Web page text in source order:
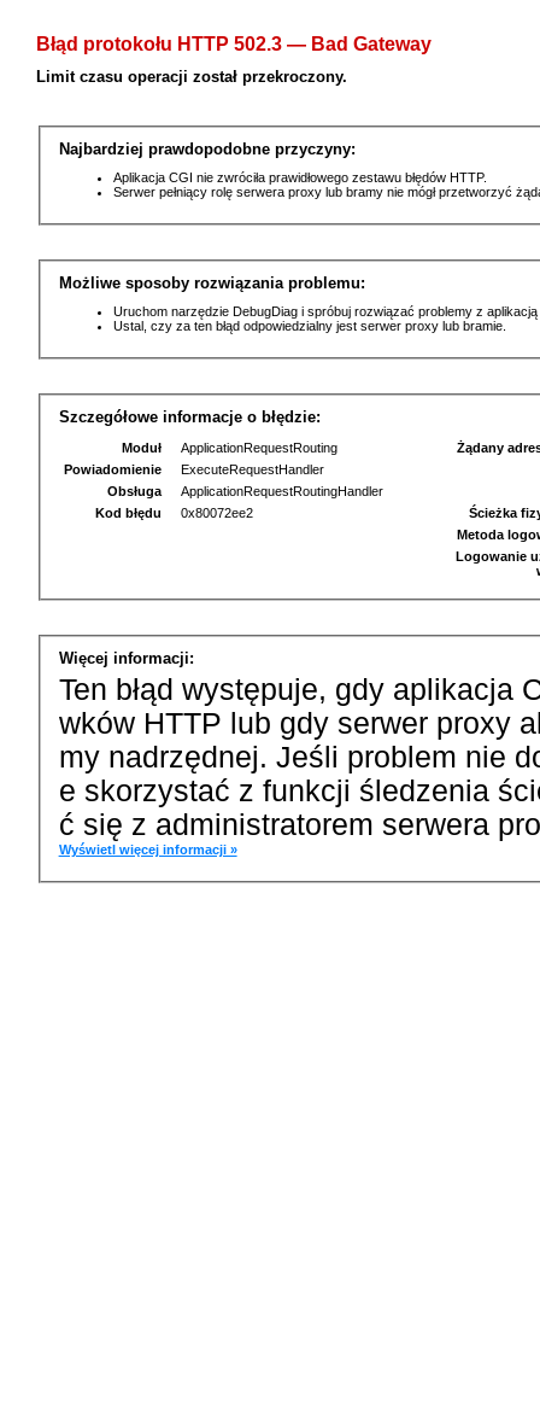
Błąd protokołu HTTP 502.3 — Bad Gateway
Limit czasu operacji został przekroczony.
Najbardziej prawdopodobne przyczyny:
Aplikacja CGI nie zwróciła prawidłowego zestawu błędów HTTP.
Serwer pełniący rolę serwera proxy lub bramy nie mógł przetworzyć
Możliwe sposoby rozwiązania problemu:
Uruchom narzędzie DebugDiag i spróbuj rozwiązać problemy z
Ustal, czy za ten błąd odpowiedzialny jest serwer proxy lub bramie.
Szczegółowe informacje o błędzie:
Moduł
ApplicationRequestRouting
Powiadomienie
ExecuteRequestHandler
Obsługa
ApplicationRequestRoutingHandler
Kod błędu
0x80072ee2
Żądany
Ścieżka
Metoda
Logowanie
Więcej informacji:
Ten błąd występuje, gdy aplikacja
wków HTTP lub gdy serwer proxy
my nadrzędnej. Jeśli problem nie
e skorzystać z funkcji śledzenia
ć się z administratorem serwera
Wyświetl więcej informacji »